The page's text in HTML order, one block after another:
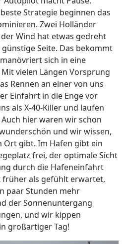
Strategie beginnen das
Zwei Holländer
Wind hat etwas gedreht
Seite. Das bekommt
sich in eine
vielen Längen Vorsprung
Rennen an einer von uns
Einfahrt in die Enge vor
als X-40-Killer und laufen
hier waren wir schon
und wir wissen,
Ort gibt. Im Hafen gibt ein
frei, der optimale Sicht
durch die Hafeneinfahrt
als gefühlt erwartet,
paar Stunden mehr
der Sonnenuntergang
und wir kippen
großartiger Tag!